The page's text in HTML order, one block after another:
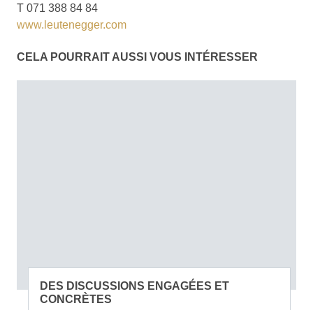
T 071 388 84 84
www.leutenegger.com
CELA POURRAIT AUSSI VOUS INTÉRESSER
DES DISCUSSIONS ENGAGÉES ET
CONCRÈTES